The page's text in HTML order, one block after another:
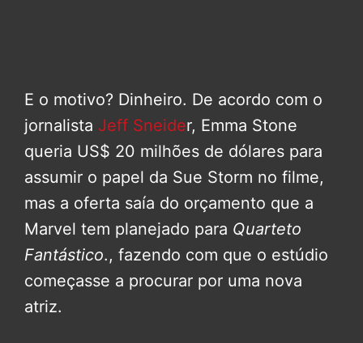
E o motivo? Dinheiro. De acordo com o
jornalista Jeff Sneider, Emma Stone
queria US$ 20 milhões de dólares para
assumir o papel da Sue Storm no filme,
mas a oferta saía do orçamento que a
Marvel tem planejado para Quarteto
Fantástico., fazendo com que o estúdio
começasse a procurar por uma nova
atriz.